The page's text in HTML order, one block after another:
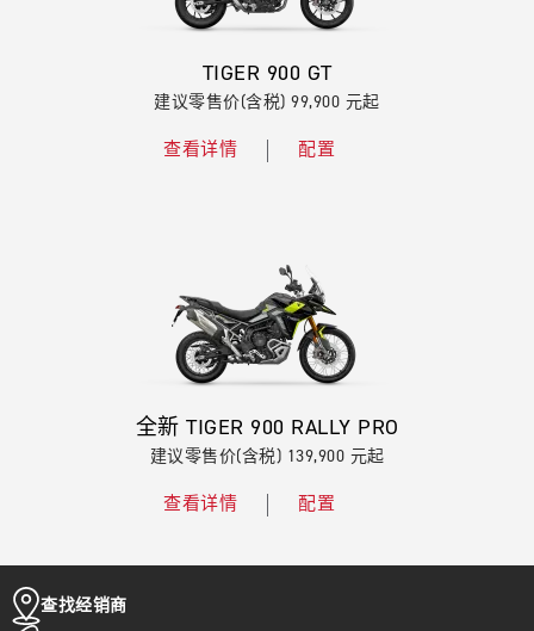
TIGER 900 GT
建议零售价(含税) 99,900 元起
查看详情 配置
全新 TIGER 900 RALLY PRO
建议零售价(含税) 139,900 元起
查看详情 配置
查找经销商